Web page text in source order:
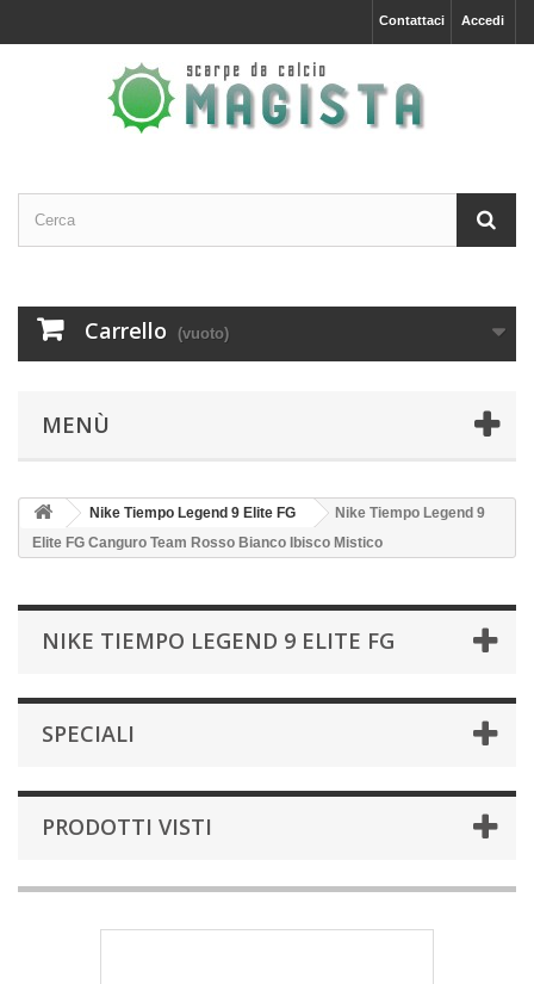
Accedi
Contattaci
Carrello (vuoto)
MENÙ
Nike Tiempo Legend 9 Elite FG
Nike Tiempo Legend 9
Elite FG Canguro Team Rosso Bianco Ibisco Mistico
NIKE TIEMPO LEGEND 9 ELITE FG
SPECIALI
PRODOTTI VISTI